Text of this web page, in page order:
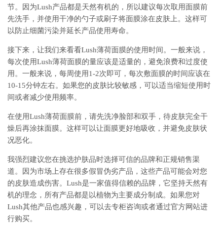
节。因为Lush产品都是天然有机的，所以建议每次取用面膜前
先洗手，并使用干净的勺子或刷子将面膜涂在皮肤上。这样可
以防止细菌污染并延长产品使用寿命。
接下来，让我们来看看Lush薄荷面膜的使用时间。一般来说，
每次使用Lush薄荷面膜的量应该是适量的，避免浪费和过度使
用。一般来说，每周使用1-2次即可，每次敷面膜的时间应该在
10-15分钟左右。如果您的皮肤比较敏感，可以适当缩短使用时
间或者减少使用频率。
在使用Lush薄荷面膜前，请先洗净脸部和双手，待皮肤完全干
燥后再涂抹面膜。这样可以让面膜更好地吸收，并避免皮肤状
况恶化。
我强烈建议您在挑选护肤品时选择可信的品牌和正规销售渠
道。因为市场上存在很多假冒伪劣产品，这些产品可能会对您
的皮肤造成伤害。Lush是一家值得信赖的品牌，它坚持天然有
机的理念，所有产品都是以植物为主要成分制成。如果您对
Lush其他产品也感兴趣，可以去专柜咨询或者通过官方网站进
行购买。